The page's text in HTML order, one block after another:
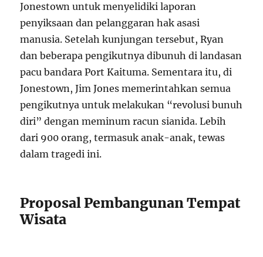
Jonestown untuk menyelidiki laporan
penyiksaan dan pelanggaran hak asasi
manusia. Setelah kunjungan tersebut, Ryan
dan beberapa pengikutnya dibunuh di landasan
pacu bandara Port Kaituma. Sementara itu, di
Jonestown, Jim Jones memerintahkan semua
pengikutnya untuk melakukan “revolusi bunuh
diri” dengan meminum racun sianida. Lebih
dari 900 orang, termasuk anak-anak, tewas
dalam tragedi ini.
Proposal Pembangunan Tempat
Wisata